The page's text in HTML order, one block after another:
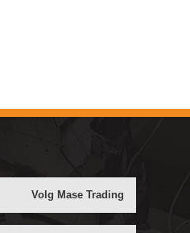
Volg Mase Trading